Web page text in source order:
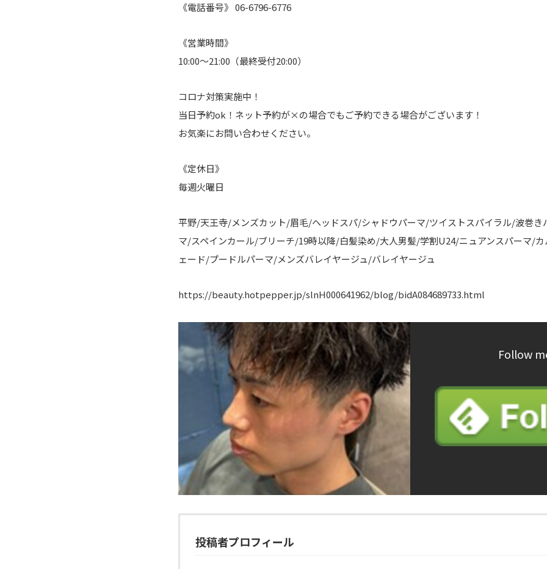
《電話番号》 06-6796-6776
《営業時間》
10:00～21:00（最終受付20:00）
コロナ対策実施中！
当日予約ok！ネット予約が×の場合でもご予約できる場合がございます！
お気楽にお問い合わせください。
《定休日》
毎週火曜日
平野/天王寺/メンズカット/眉毛/ヘッドスパ/シャドウパーマ/ツイストスパイラル/波巻き
マ/スペインカール/ブリーチ/19時以降/白髪染め/大人男髪/学割U24/ニュアンスパーマ/
ェード/プードルパーマ/メンズバレイヤージュ/バレイヤージュ
https://beauty.hotpepper.jp/slnH000641962/blog/bidA084689733.html
Follow
投稿者プロフィール